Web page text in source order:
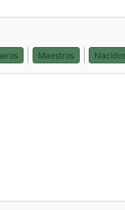
Maestros